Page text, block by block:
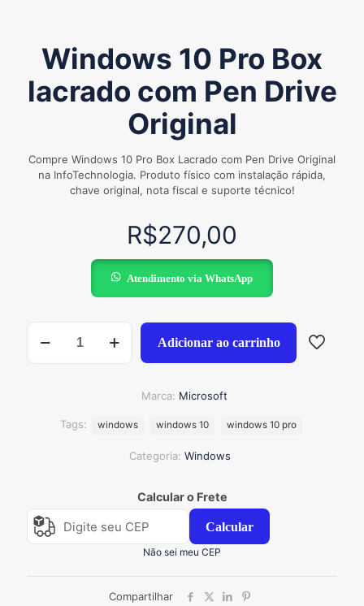
Windows 10 Pro Box
lacrado com Pen Drive
Original
Compre Windows 10 Pro Box Lacrado com Pen Drive Original
na InfoTechnologia. Produto físico com instalação rápida,
chave original, nota fiscal e suporte técnico!
R$270,00
Atendimento via WhatsApp
Pro
Adicionar ao carrinho
Categoria: Windows
Tags: windows windows 10 windows 10 pro
Marca: Microsoft
Calcular o Frete
Calcular
Não sei meu CEP
Compartilhar